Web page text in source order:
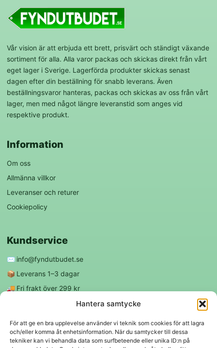
Hantera samtycke
För att ge en bra upplevelse använder vi teknik som cookies för att lagra
och/eller komma åt enhetsinformation. När du samtycker till dessa
tekniker kan vi behandla data som surfbeteende eller unika ID:n på
Vår vision är att erbjuda ett brett, prisvärt och ständigt växande
sortiment för alla. Alla varor packas och skickas direkt från vårt
eget lager i Sverige. Lagerförda produkter skickas senast
dagen efter din beställning för snabb leverans. Även
beställningsvaror hanteras, packas och skickas av oss från vårt
lager, men med något längre leveranstid som anges vid
respektive produkt.
Information
Om oss
Allmänna villkor
Leveranser och returer
Cookiepolicy
Kundservice
✉️ info@fyndutbudet.se
📦 Leverans 1–3 dagar
🚚 Fri frakt över 299 kr
Följ oss